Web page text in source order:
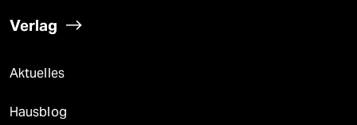
Verlag
Aktuelles
Hausblog